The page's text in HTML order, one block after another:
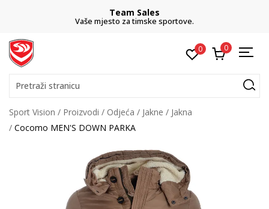
Team Sales
Vaše mjesto za timske sportove.
0 0
Pretraži stranicu
Sport Vision Proizvodi Odjeća Jakne
Jakna
Cocomo MEN'S DOWN PARKA